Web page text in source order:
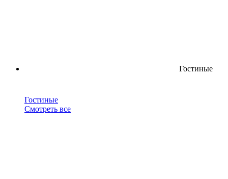
Гостиные
Гостиные
Смотреть все